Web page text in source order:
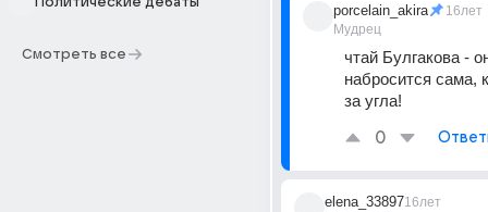
Смотреть все
porcelain_akira
Мудрец
16лет
чтай Булгакова -
набросится сама,
за угла!
0
elena_3389716лет